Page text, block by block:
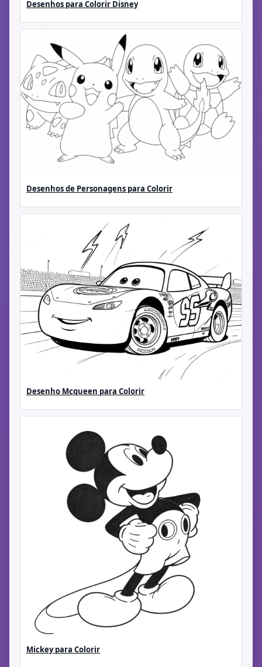
Desenhos para Colorir Disney
Desenhos de Personagens para Colorir
Desenho Mcqueen para Colorir
Mickey para Colorir